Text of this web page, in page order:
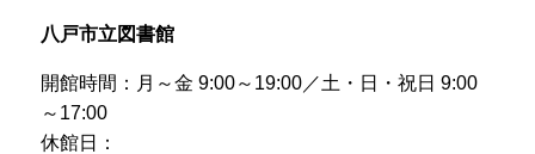
八戸市立図書館
開館時間：月～金 9:00～19:00／土・日・祝日 9:00
～17:00
休館日：